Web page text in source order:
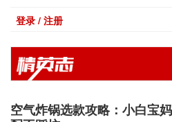
登录 / 注册
空气炸锅选款攻略：小白宝